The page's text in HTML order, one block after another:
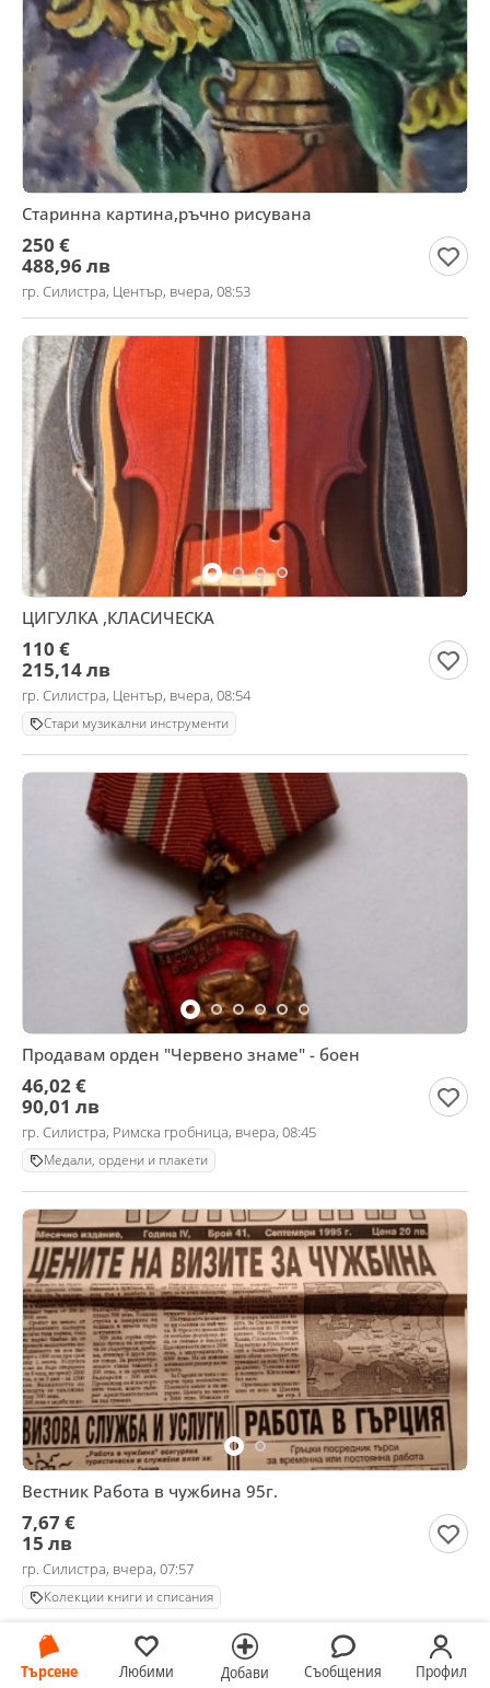
Търсене Любими Добави Съобщения Профил
Старинна картина,ръчно рисувана
250 €
488,96 лв
гр. Силистра, Център, вчера, 08:53
ЦИГУЛКА ,КЛАСИЧЕСКА
110 €
215,14 лв
гр. Силистра, Център, вчера, 08:54
Стари музикални инструменти
Продавам орден "Червено знаме" - боен
46,02 €
90,01 лв
гр. Силистра, Римска гробница, вчера, 08:45
Медали, ордени и плакети
Вестник Работа в чужбина 95г.
7,67 €
15 лв
гр. Силистра, вчера, 07:57
Колекции книги и списания